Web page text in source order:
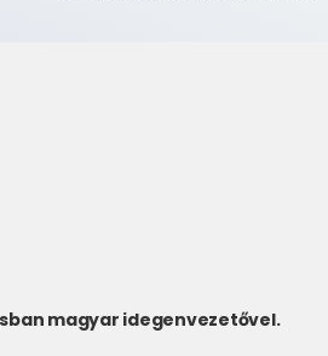
magyar idegenvezetővel.